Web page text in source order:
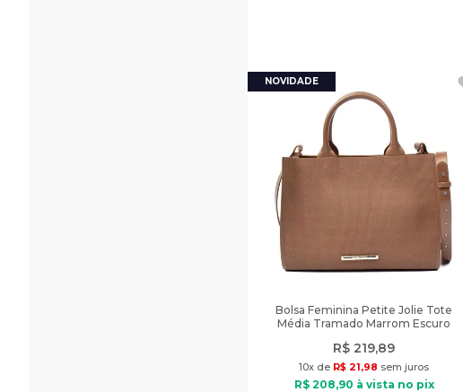
Bolsa Feminina Petite Jolie Tote
Média Tramado Marrom Escuro
R$ 219,89
10x de R$ 21,98 sem juros
R$ 208,90 à vista no pix